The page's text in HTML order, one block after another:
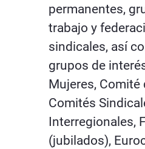
permanentes,
trabajo y
sindicales, así
grupos de
Mujeres, Comité
Comités
Interregionales,
(jubilados),